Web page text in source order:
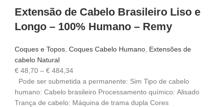
Extensão de Cabelo Brasileiro Liso e
Longo – 100% Humano – Remy
Coques e Topos Coques Cabelo Humano Extensões de
cabelo Natural
€ 48,70 – € 484,34
Pode ser submetida a permanente: Sim Tipo de cabelo
humano: Cabelo brasileiro Processamento químico: Alisado
Trança de cabelo: Máquina de trama dupla Cores